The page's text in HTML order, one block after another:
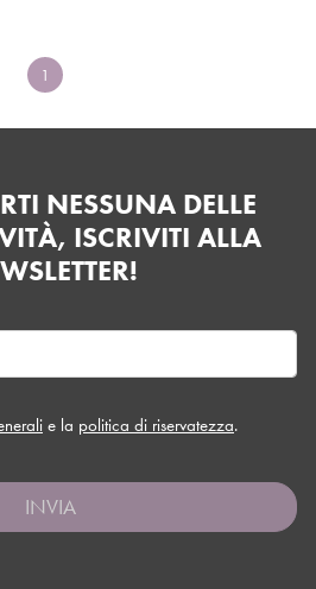
1
NESSUNA DELLE
ISCRIVITI ALLA
e la politica di riservatezza.
INVIA